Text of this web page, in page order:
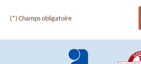
(*) Champs obligatoire